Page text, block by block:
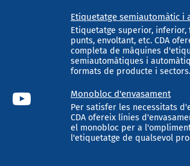
Etiquetatge semiautomàtic i
Etiquetatge superior,
punts, envoltant, etc. CDA
completa de màquines
semiautomàtiques i
formats de producte i sectors.
Monobloc d'envasament
Per satisfer les necessitats
CDA ofereix línies
el monobloc per a
l'etiquetatge de qualsevol